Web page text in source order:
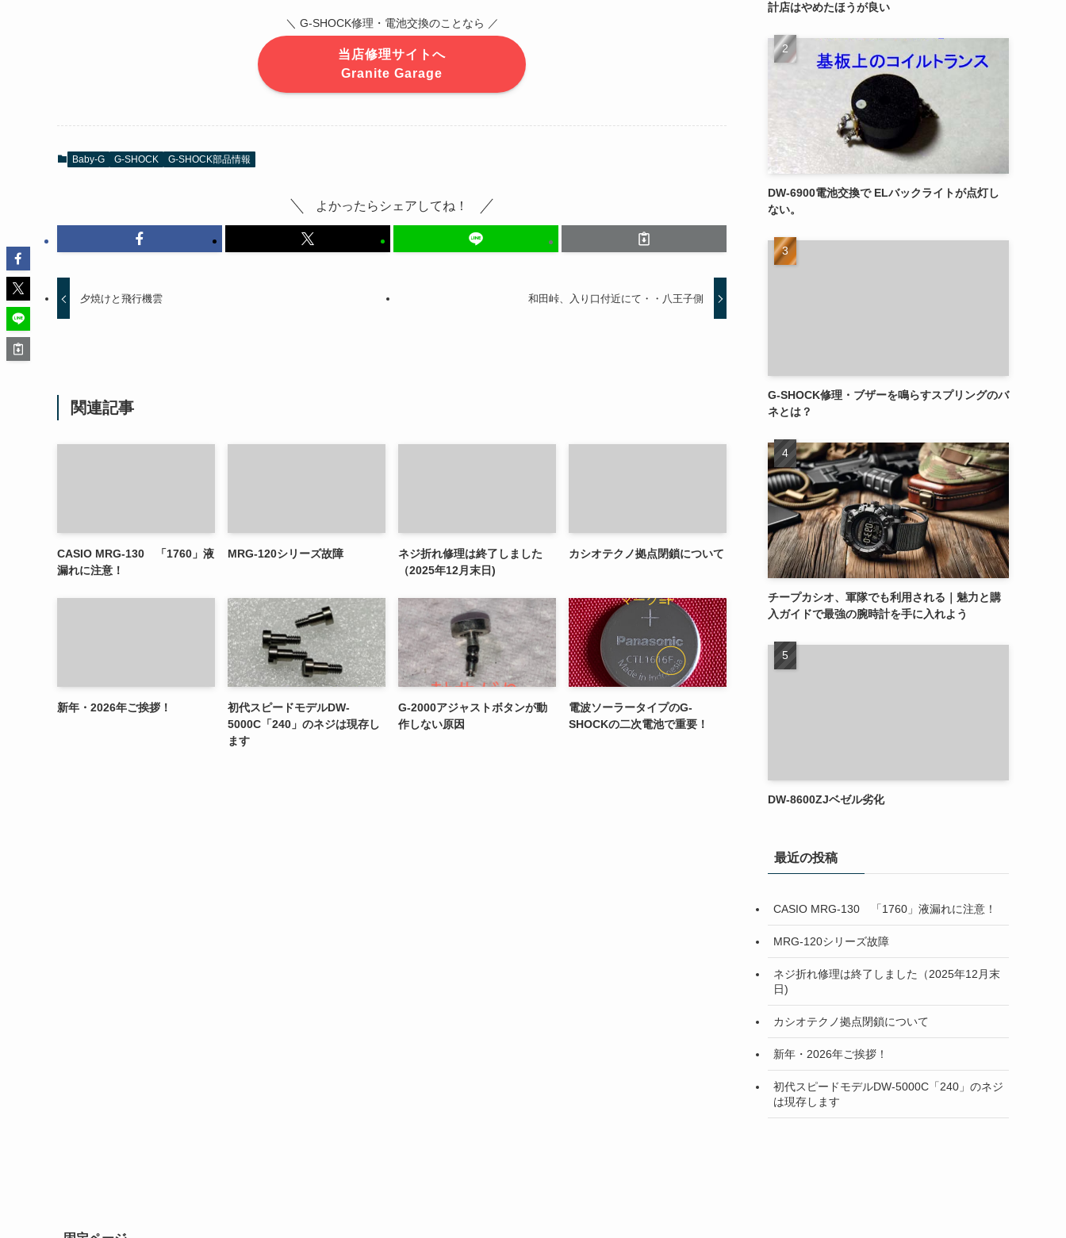
＼ G-SHOCK修理・電池交換のことなら ／
当店修理サイトへ
Granite Garage
Baby-G G-SHOCK G-SHOCK部品情報
よかったらシェアしてね！
夕焼けと飛行機雲 和田峠、入り口付近にて・・八王子側
関連記事
CASIO MRG-130 「1760」液
漏れに注意！
MRG-120シリーズ故障
ネジ折れ修理は終了しました
（2025年12月末日)
カシオテクノ拠点閉鎖について
新年・2026年ご挨拶！
初代スピードモデルDW-
5000C「240」のネジは現存し
ます
G-2000アジャストボタンが動
作しない原因
電波ソーラータイプのG-
SHOCKの二次電池で重要！
計店はやめたほうが良い
DW-6900電池交換で ELバックライトが点灯し
ない。
G-SHOCK修理・ブザーを鳴らすスプリングのバ
ネとは？
チープカシオ、軍隊でも利用される｜魅力と購
入ガイドで最強の腕時計を手に入れよう
DW-8600ZJベゼル劣化
最近の投稿
CASIO MRG-130 「1760」液漏れに注意！
MRG-120シリーズ故障
ネジ折れ修理は終了しました（2025年12月末
日)
カシオテクノ拠点閉鎖について
新年・2026年ご挨拶！
初代スピードモデルDW-5000C「240」のネジ
は現存します